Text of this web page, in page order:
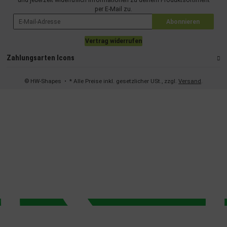
per E-Mail zu.
Abonnieren
Vertrag widerrufen
Zahlungsarten Icons
© HW-Shapes • * Alle Preise inkl. gesetzlicher USt., zzgl. Versand.